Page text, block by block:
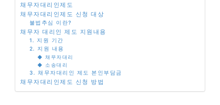
채무자대리인제도
채무자대리인제도 신청 대상
불법추심 이란?
채무자 대리인 제도 지원내용
1. 지원 기간
2. 지원 내용
◆ 채무자대리
◆ 소송대리
3. 채무자대리인 제도 본인부담금
채무자대리인제도 신청 방법